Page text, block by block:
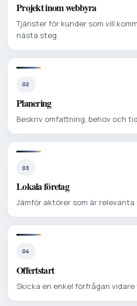
Projekt inom webbyra
Tjänster för kunder som vill
nästa steg.
02
Planering
Beskriv omfattning, behov och
03
Lokala företag
Jämför aktörer som är
04
Offertstart
Skicka en enkel förfrågan